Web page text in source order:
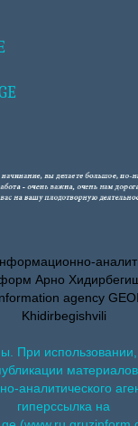
Арно
agency
Khidirbegishvili
При
аналитического
гиперссылка на